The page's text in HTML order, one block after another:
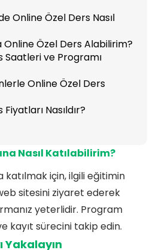
Online Özel Ders Nasıl
Online Özel Ders Alabilirim?
Saatleri ve Programı
Online Özel Ders
Nasıldır?
Nasıl Katılabilirim?
katılmak için, ilgili eğitimin
sitesini ziyaret ederek
yeterlidir. Program
kayıt sürecini takip edin.
Yakalayın